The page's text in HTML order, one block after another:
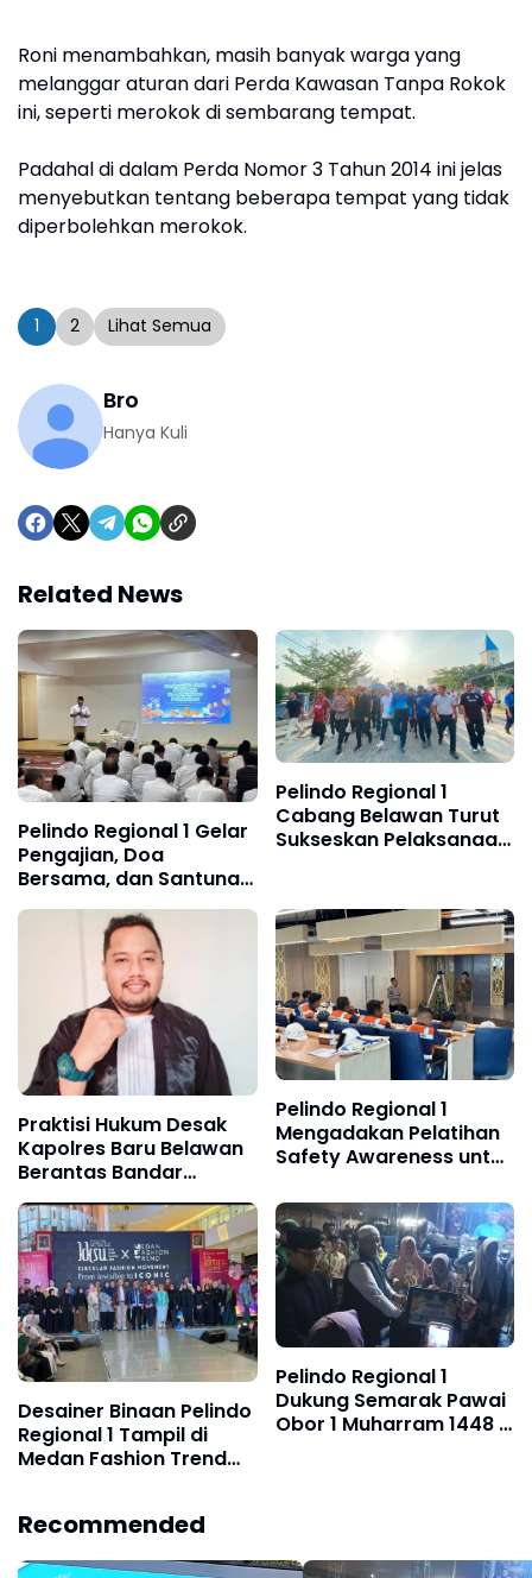
Roni menambahkan, masih banyak warga yang
melanggar aturan dari Perda Kawasan Tanpa Rokok
ini, seperti merokok di sembarang tempat.
Padahal di dalam Perda Nomor 3 Tahun 2014 ini jelas
menyebutkan tentang beberapa tempat yang tidak
diperbolehkan merokok.
1 2 Lihat Semua
Bro
Hanya Kuli
Related News
Pelindo Regional 1 Gelar
Pengajian, Doa
Bersama, dan Santunan
Anak Yatim Piatu
Pelindo Regional 1
Cabang Belawan Turut
Sukseskan Pelaksanaan
Praktisi Hukum Desak
Kapolres Baru Belawan
Berantas Bandar
Narkoba
Pelindo Regional 1
Mengadakan Pelatihan
Safety Awareness untuk
Keselamatan Kerja
Desainer Binaan Pelindo
Regional 1 Tampil di
Medan Fashion Trend
Pelindo Regional 1
Dukung Semarak Pawai
Obor 1 Muharram 1448 H
Recommended